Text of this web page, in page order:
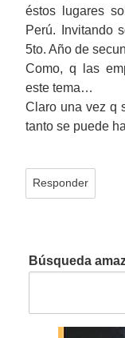
éstos lugares
Perú. Invitando
5to. Año de
Como, q las
este tema…
Claro una vez q
tanto se puede
Responder
Búsqueda